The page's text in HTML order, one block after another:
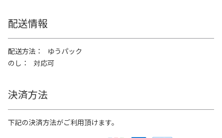
配送情報
配送方法
ゆうパック
のし
対応可
決済方法
下記の決済方法がご利用頂けます。